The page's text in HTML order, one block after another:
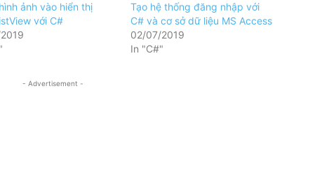
ảnh vào hiển thị
với C#
Tạo hệ thống đăng nhập với
C# và cơ sở dữ liệu MS Access
02/07/2019
In "C#"
- Advertisement -